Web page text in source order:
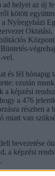
helyet az új
kötött
Nyíregyházi
Oktatási,
vel.
és fél hónapig
ezután
a képzési
a 476
részben a
miatt van
bevezetése
a képzési